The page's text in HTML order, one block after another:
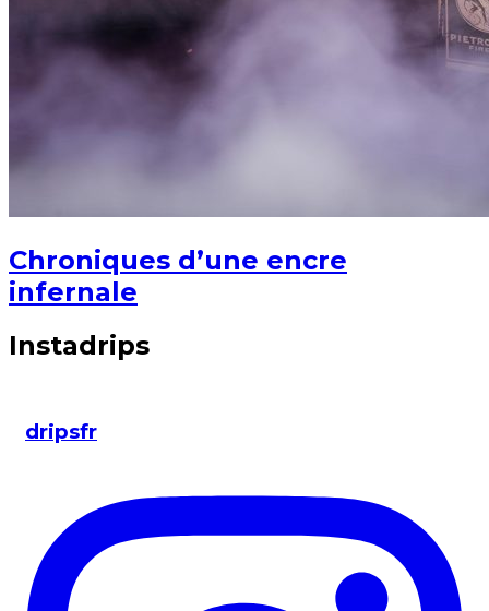
Chroniques d’une encre
infernale
Instadrips
dripsfr